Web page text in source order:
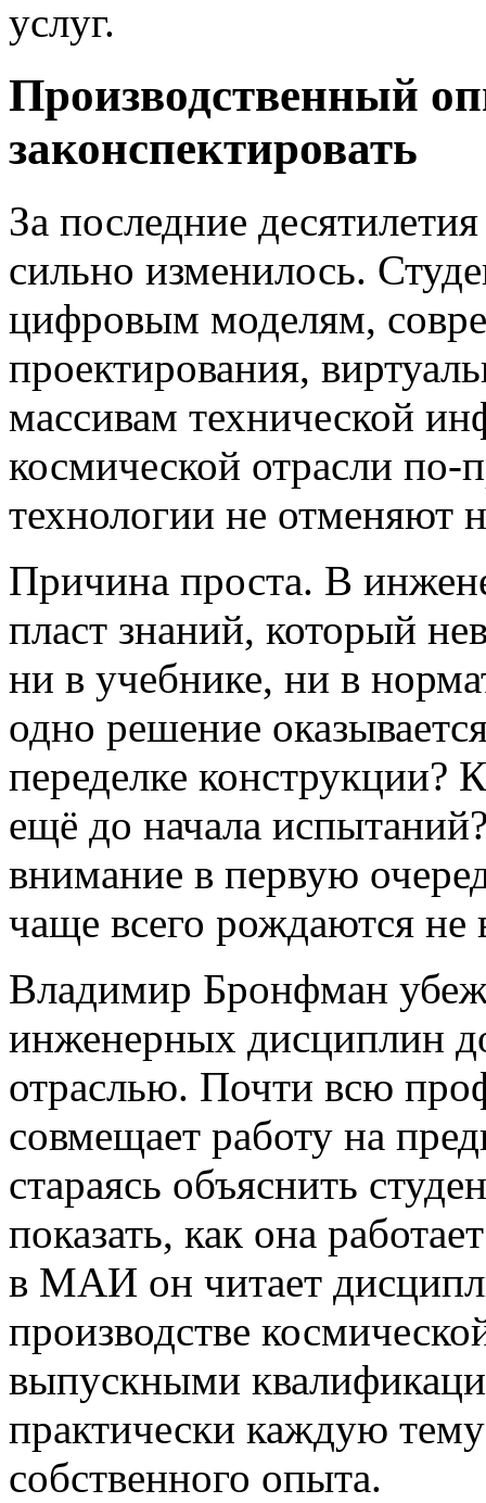
услуг.
Производственный
законспектировать
За последние
сильно изменилось.
цифровым моделям,
проектирования,
массивам технической
космической отрасли
технологии не отменяют
Причина проста. В
пласт знаний, который
ни в учебнике, ни в
одно решение
переделке конструкции?
ещё до начала
внимание в первую
чаще всего рождаются не
Владимир Бронфман
инженерных дисциплин
отраслью. Почти всю
совмещает работу на
стараясь объяснить
показать, как она
в МАИ он читает
производстве
выпускными
практически каждую
собственного опыта.